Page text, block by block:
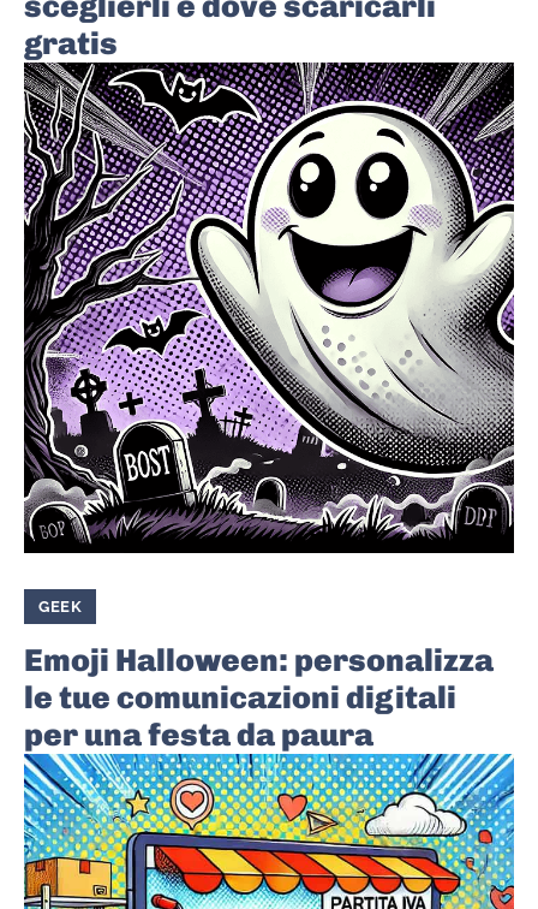
gratis
GEEK
Emoji Halloween: personalizza
le tue comunicazioni digitali
per una festa da paura